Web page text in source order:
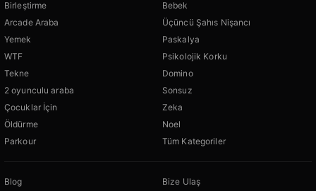
Birleştirme
Arcade Araba
Yemek
WTF
Tekne
2 oyunculu araba
Çocuklar İçin
Öldürme
Parkour
Bebek
Üçüncü Şahıs Nişancı
Paskalya
Psikolojik Korku
Domino
Sonsuz
Zeka
Noel
Tüm Kategoriler
Blog Bize Ulaş